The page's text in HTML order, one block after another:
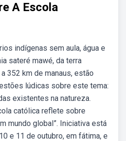
A Escola
indígenas sem aula, água e
sateré mawé, da terra
352 km de manaus, estão
lúdicas sobre este tema:
existentes na natureza.
católica reflete sobre
mundo global”. Iniciativa está
e 11 de outubro, em fátima, e